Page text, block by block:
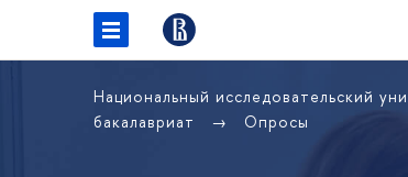
Национальный исследовательский
акалавриат
Опросы